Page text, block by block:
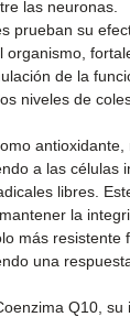
las neuronas.
prueban su
de la
niveles de
a las células
libres.
la
más resistente
una
Q10, su